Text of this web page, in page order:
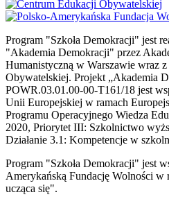
Program "Szkoła Demokracji" jest
"Akademia Demokracji" przez
Humanistyczną w Warszawie wraz
Obywatelskiej. Projekt „Akademia
POWR.03.01.00-00-T161/18 jest
Unii Europejskiej w ramach
Programu Operacyjnego Wiedza
2020, Priorytet III: Szkolnictwo
Działanie 3.1: Kompetencje w
Program "Szkoła Demokracji" jest
Amerykańską Fundację Wolności w
ucząca się".